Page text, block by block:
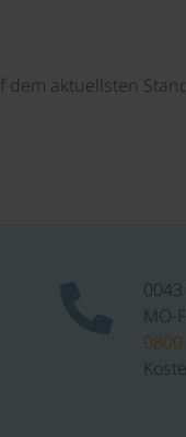
dem aktuellsten
MO-